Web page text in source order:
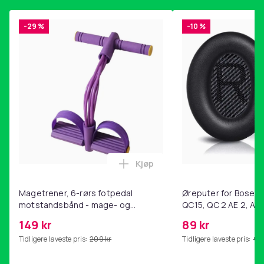
-29 %
Magetrener, 6-rørs fotpedal
motstandsbånd - mage- og
hjemmegymnastikk Purple
149 kr
Tidligere laveste pris: 209 kr
Legg Magetrener, 6-rørs
Kjøp
-10 %
Øreputer for Bose
QC15, QC 2 AE 2, AE
89 kr
Tidligere laveste pris: 99